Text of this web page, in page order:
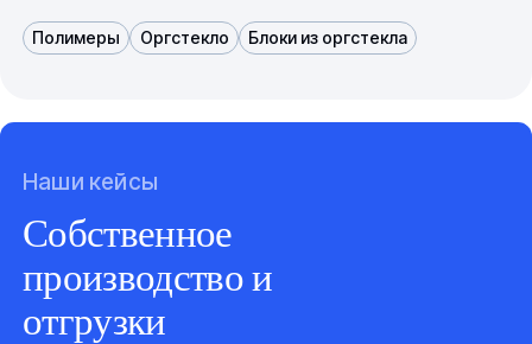
Полимеры Оргстекло Блоки из оргстекла
Наши кейсы
Собственное
производство и
отгрузки